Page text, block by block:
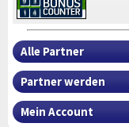
Alle Partner
Partner werden
Mein Account